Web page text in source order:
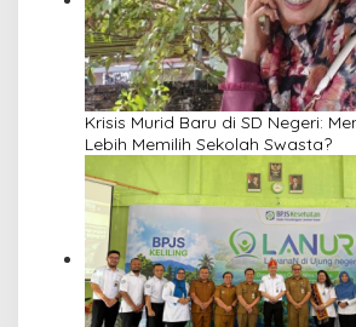
Krisis Murid Baru di SD Negeri:
Lebih Memilih Sekolah Swasta?